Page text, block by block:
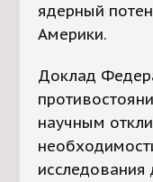
ядерный
Америки.
Доклад
научным
исследования